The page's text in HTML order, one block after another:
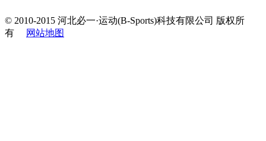
© 2010-2015 河北必一·运动(B-Sports)科技有限公司 版权所
有
网站地图